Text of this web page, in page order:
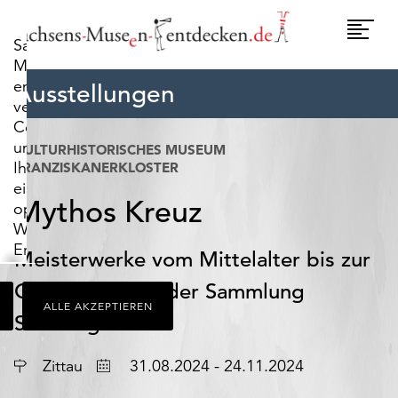
Sachsens-
Museen-
entdecken.de
verwendet
Cookies,
um
Ihnen
ein
optimales
Webseiten-
Erlebnis
zu
bieten.
Dazu
zählen
die
ALLE AKZEPTIEREN
Ausstellungen
KULTURHISTORISCHES MUSEUM
FRANZISKANERKLOSTER
Mythos Kreuz
Meisterwerke vom Mittelalter bis zur
Gegenwart aus der Sammlung
Sternling
Ort Zittau Datum31.08.2024 - 24.11.2024